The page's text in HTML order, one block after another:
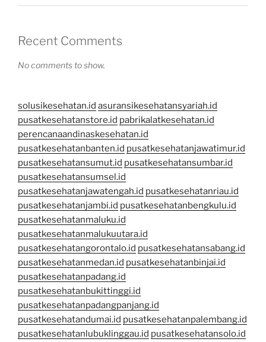
Recent Comments
No comments to show.
solusikesehatan.id asuransikesehatansyariah.id
pusatkesehatanstore.id pabrikalatkesehatan.id
perencanaandinaskesehatan.id
pusatkesehatanbanten.id pusatkesehatanjawatimur.id
pusatkesehatansumut.id pusatkesehatansumbar.id
pusatkesehatansumsel.id
pusatkesehatanjawatengah.id pusatkesehatanriau.id
pusatkesehatanjambi.id pusatkesehatanbengkulu.id
pusatkesehatanmaluku.id
pusatkesehatanmalukuutara.id
pusatkesehatangorontalo.id pusatkesehatansabang.id
pusatkesehatanmedan.id pusatkesehatanbinjai.id
pusatkesehatanpadang.id
pusatkesehatanbukittinggi.id
pusatkesehatanpadangpanjang.id
pusatkesehatandumai.id pusatkesehatanpalembang.id
pusatkesehatanlubuklinggau.id pusatkesehatansolo.id